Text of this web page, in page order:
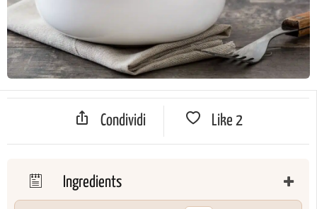
Condividi Like 2
Ingredients